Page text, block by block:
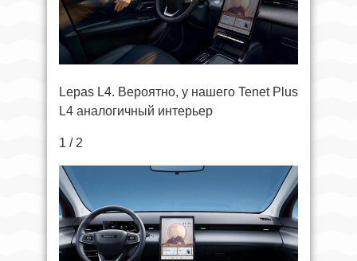
Lepas L4. Вероятно, у нашего Tenet Plus
L4 аналогичный интерьер
1 / 2